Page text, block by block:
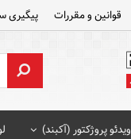
قوانین و مقررات پیگیری
ویدئو پروژکتور (آکبند)